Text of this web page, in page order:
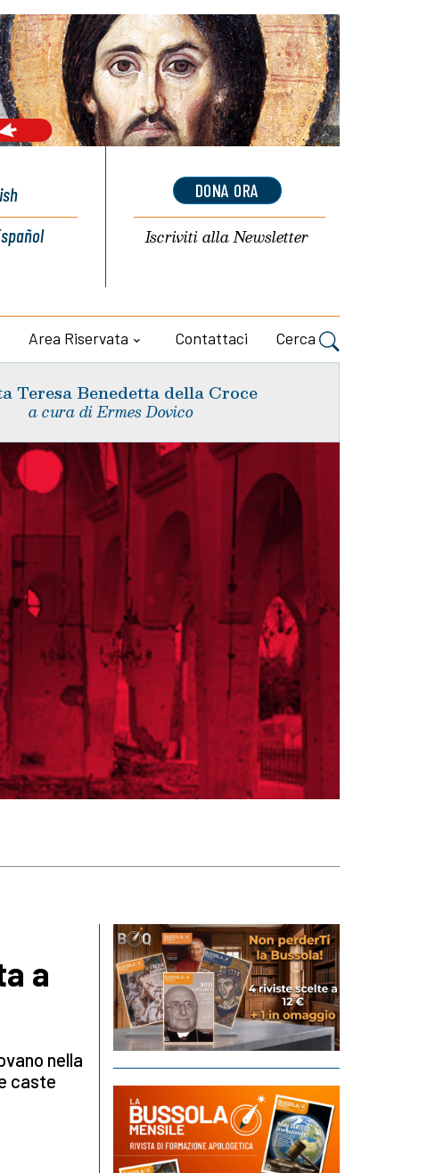
DONA ORA
Iscriviti allaNewsletter
Area Riservata Contattaci Cerca
Teresa Benedetta della Croce
a cura di Ermes Dovico
a
nella
caste